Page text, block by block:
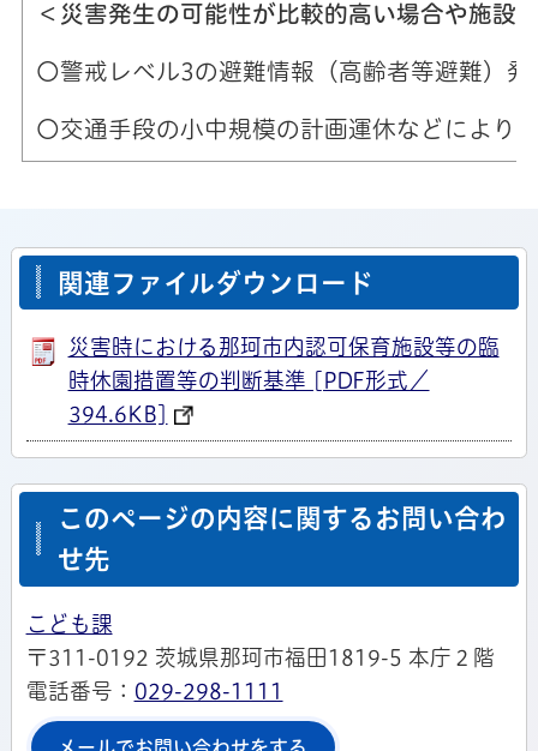
＜災害発生の可能性が比較的高い場合や施設
〇警戒レベル3の避難情報（高齢者等避難）発
〇交通手段の小中規模の計画運休などにより
関連ファイルダウンロード
災害時における那珂市内認可保育施設等の臨
時休園措置等の判断基準 [PDF形式／
394.6KB]
このページの内容に関するお問い合わ
せ先
こども課
〒311-0192 茨城県那珂市福田1819-5 本庁２階
電話番号： 029-298-1111
メールでお問い合わせをする